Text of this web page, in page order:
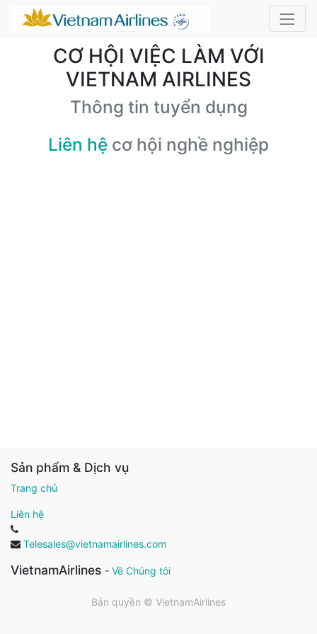
CƠ HỘI VIỆC LÀM VỚI
VIETNAM AIRLINES
Thông tin tuyển dụng
Liên hệ cơ hội nghề nghiệp
Sản phẩm & Dịch vụ
Trang chủ
Liên hệ
Telesales@vietnamairlines.com
VietnamAirlines - Về Chúng tôi
Bản quyền © VietnamAirlines